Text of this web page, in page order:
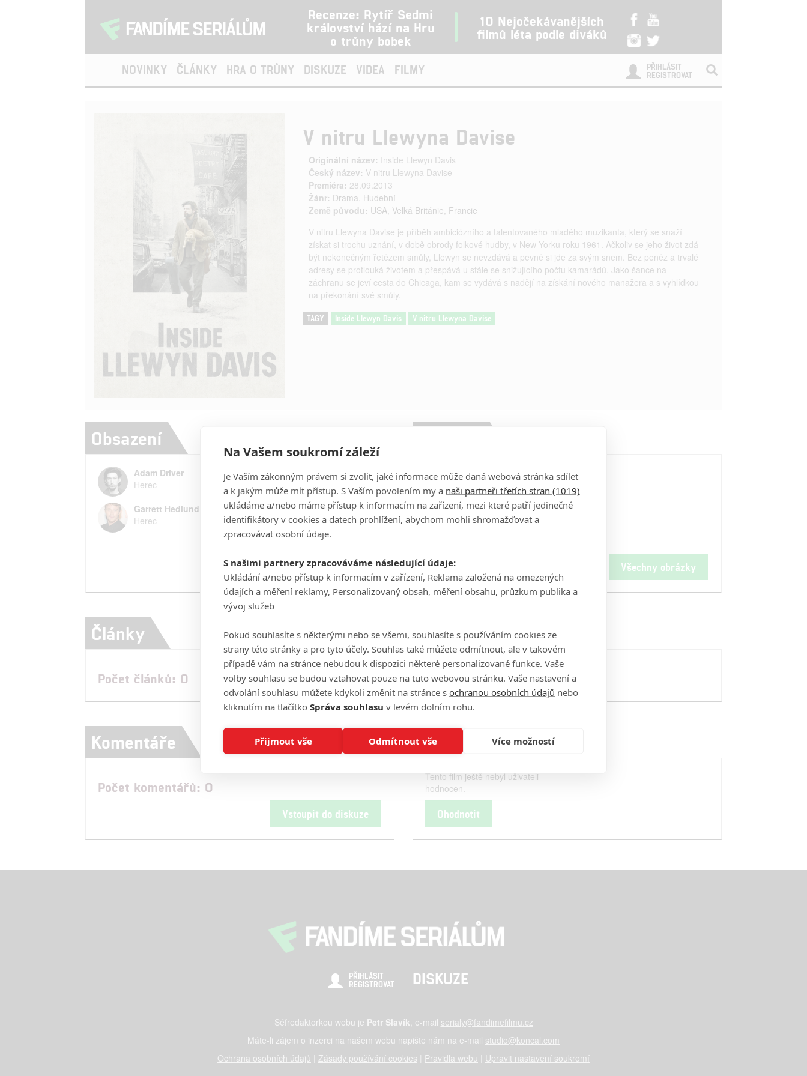
Recenze: Rytíř Sedmi
království hází na Hru
o trůny bobek
10 Nejočekávanějších
filmů léta podle diváků
NOVINKY ČLÁNKY HRA O TRŮNY DISKUZE VIDEA FILMY
PŘIHLÁSIT
REGISTROVAT
V nitru Llewyna Davise
Originální název: Inside Llewyn Davis
Český název: V nitru Llewyna Davise
Premiéra: 28.09.2013
Žánr: Drama, Hudební
Země původu: USA, Velká Británie, Francie
V nitru Llewyna Davise je příběh ambiciózního a talentovaného mladého muzikanta, který se snaží
získat si trochu uznání, v době obrody folkové hudby, v New Yorku roku 1961. Ačkoliv se jeho život zdá
být nekonečným řetězem smůly, Llewyn se nevzdává a pevně si jde za svým snem. Bez peněz a trvalé
adresy se protlouká životem a přespává u stále se snižujícího počtu kamarádů. Jako šance na
záchranu se jeví cesta do Chicaga, kam se vydává s nadějí na získání nového manažera a s vyhlídkou
na překonání své smůly.
TAGY Inside Llewyn Davis V nitru Llewyna Davise
Obsazení
Adam Driver
Herec
John Goodman
Herec
Garrett Hedlund
Herec
Justin Timberlake
Herec
Celé obsazení Všechny obrázky
Články
Počet článků: 0
Videa
Počet videií: 0
Komentáře
Počet komentářů: 0
Vstoupit do diskuze
Hodnocení
Tento film ještě nebyl uživateli
hodnocen.
Ohodnotit
PŘIHLÁSIT
REGISTROVAT
DISKUZE
Šéfredaktorkou webu je Petr Slavík, e-mail serialy@fandimefilmu.cz
Máte-li zájem o inzerci na našem webu napište nám na e-mail studio@koncal.com
Ochrana osobních údajů
Zásady používání cookies Pravidla webu Upravit nastavení soukromí
Na Vašem soukromí záleží
Je Vaším zákonným právem si zvolit, jaké informace může daná webová stránka sdílet
a k jakým může mít přístup. S Vaším povolením my a naši partneři třetích stran (1019)
ukládáme a/nebo máme přístup k informacím na zařízení, mezi které patří jedinečné
identifikátory v cookies a datech prohlížení, abychom mohli shromažďovat a
zpracovávat osobní údaje.
S našimi partnery zpracováváme následující údaje:
Ukládání a/nebo přístup k informacím v zařízení, Reklama založená na omezených
údajích a měření reklamy, Personalizovaný obsah, měření obsahu, průzkum publika a
vývoj služeb
Pokud souhlasíte s některými nebo se všemi, souhlasíte s používáním cookies ze
strany této stránky a pro tyto účely. Souhlas také můžete odmítnout, ale v takovém
případě vám na stránce nebudou k dispozici některé personalizované funkce. Vaše
volby souhlasu se budou vztahovat pouze na tuto webovou stránku. Vaše nastavení a
odvolání souhlasu můžete kdykoli změnit na stránce s ochranou osobních údajů nebo
kliknutím na tlačítko Správa souhlasu v levém dolním rohu.
Přijmout vše Odmítnout vše Více možností